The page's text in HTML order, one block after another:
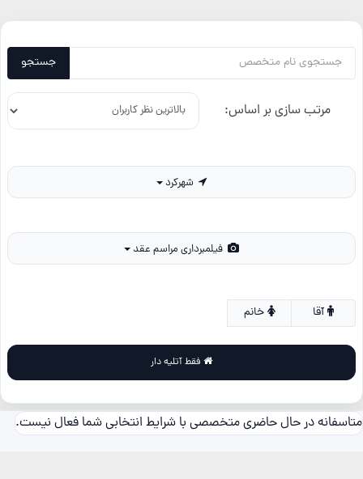
جستجو
مرتب سازی بر اساس:
خانم
متاسفانه در حال حاضری متخصصی با شرایط انتخابی شما فعال نیست.